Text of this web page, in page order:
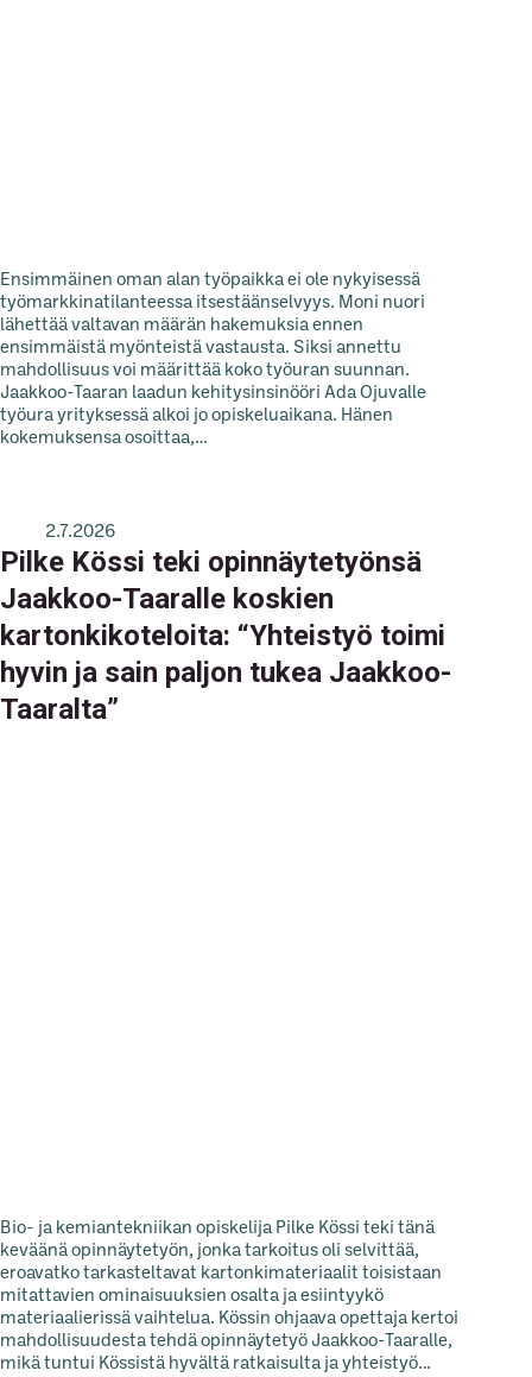
Ensimmäinen oman alan työpaikka ei ole nykyisessä
työmarkkinatilanteessa itsestäänselvyys. Moni nuori
lähettää valtavan määrän hakemuksia ennen
ensimmäistä myönteistä vastausta. Siksi annettu
mahdollisuus voi määrittää koko työuran suunnan.
Jaakkoo-Taaran laadun kehitysinsinööri Ada Ojuvalle
työura yrityksessä alkoi jo opiskeluaikana. Hänen
kokemuksensa osoittaa,…
2.7.2026
Pilke Kössi teki opinnäytetyönsä
Jaakkoo-Taaralle koskien
kartonkikoteloita: “Yhteistyö toimi
hyvin ja sain paljon tukea Jaakkoo-
Taaralta”
Bio- ja kemiantekniikan opiskelija Pilke Kössi teki tänä
keväänä opinnäytetyön, jonka tarkoitus oli selvittää,
eroavatko tarkasteltavat kartonkimateriaalit toisistaan
mitattavien ominaisuuksien osalta ja esiintyykö
materiaalierissä vaihtelua. Kössin ohjaava opettaja kertoi
mahdollisuudesta tehdä opinnäytetyö Jaakkoo-Taaralle,
mikä tuntui Kössistä hyvältä ratkaisulta ja yhteistyö…